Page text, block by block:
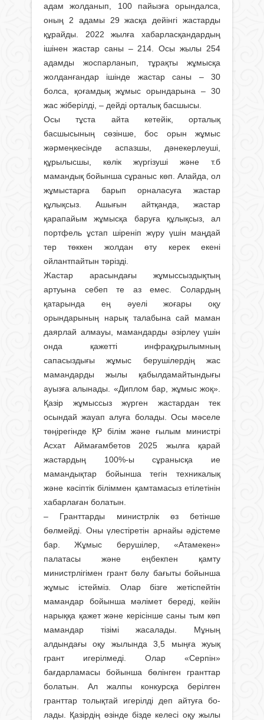
адам жолданып, 100 пайызға орындалса,
оның 2 адамы 29 жасқа дейінгі жастарды
құрайды. 2022 жылға хабарласқандардың
ішінен жастар саны – 214. Осы жылы 254
адамды жоспарланып, тұрақты жұмысқа
жолданғандар ішінде жастар саны – 30
болса, қоғамдық жұмыс орындарына – 30
жас жіберілді, – дейді орталық басшысы.
Осы тұста айта кетейік, орталық
басшысының сөзінше, бос орын жұ­мыс
жәрмеңкесінде аспазшы, дәне­керлеуші,
құрылысшы, көлік жүргізуші және т.б
мамандық бойынша сұраныс көп. Алайда, ол
жұмыстарға барып орналасуға жастар
құлықсыз. Ашығын айтқанда, жастар
қарапайым жұмысқа баруға құлықсыз, ал
портфель ұстап шіреніп жүру үшін маңдай
тер төккен жолдан өту керек екені
ойлантпайтын тәрізді.
Жастар арасындағы жұмыссыз­дықтың
артуына себеп те аз емес. Солардың
қатарында ең әуелі жоғары оқу
орындарының нарық талабына сай маман
даярлай алмауы, мамандарды әзірлеу үшін
онда қажет­ті инфрақұрылымның
сапасыздығы жұмыс берушілердің жас
мамандарды жылы қабылдамайтындығы
ауызға алынады. «Диплом бар, жұмыс жоқ».
Қазір жұмыссыз жүрген жастардан тек
осындай жауап алуға болады. Осы мәселе
төңірегінде ҚР білім және ғылым министрі
Асхат Аймағамбетов 2025 жылға қарай
жастардың 100%-ы сұранысқа ие
мамандықтар бойынша тегін техникалық
және кәсіптік бі­ліммен қамтамасыз етілетінін
хабар­лаған болатын.
– Гранттарды министрлік өз бетін­ше
бөлмейді. Оны үлестіретін ар­найы әдістеме
бар. Жұмыс берушілер, «Атамекен»
палатасы және еңбек­пен қамту
министрлігімен грант бөлу бағыты бойынша
жұмыс істейміз. Олар бізге жетіспейтін
мамандар бойынша мәлімет береді, кейін
на­рыққа қажет және керісінше саны тым көп
мамандар тізімі жасалады. Мұның
алдындағы оқу жылында 3,5 мыңға жуық
грант игерілмеді. Олар «Серпін»
бағдарламасы бойынша бө­лінген гранттар
болатын. Ал жалпы конкурсқа берілген
гранттар толықтай игерілді деп айтуға бо­
лады. Қазірдің өзінде бізде келесі оқу жылы